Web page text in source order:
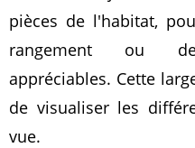
pièces de l'habitat,
rangement ou
appréciables. Cette
de visualiser les
vue.